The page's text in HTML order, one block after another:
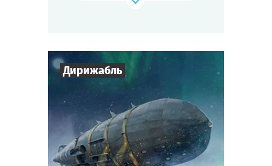
Cыграть Смотреть сценарий
Дирижабль
7-10
Время игры ч.
Тематика Стимпанк